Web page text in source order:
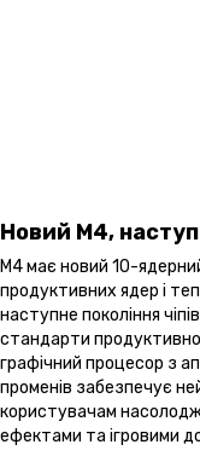
Новий M4,
M4 має новий 10-
продуктивних ядер і
наступне покоління
стандарти
графічний процесор з
променів забезпечує
користувачам
ефектами та ігровими